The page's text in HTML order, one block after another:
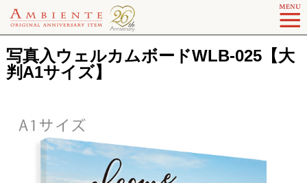
写真入ウェルカムボードWLB-025【大
判A1サイズ】